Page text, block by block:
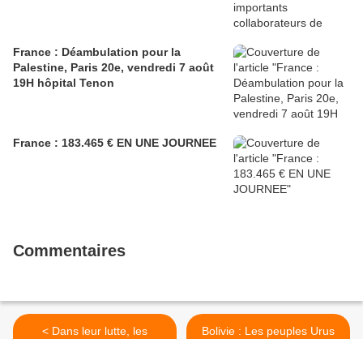
France : Déambulation pour la
Palestine, Paris 20e, vendredi 7 août
19H hôpital Tenon
France : 183.465 € EN UNE JOURNEE
Commentaires
< Dans leur lutte, les
Bolivie : Les peuples Urus